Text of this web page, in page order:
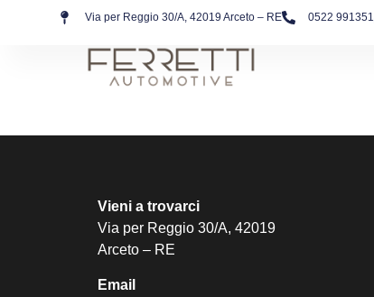
Via per Reggio 30/A, 42019 Arceto – RE 0522 991351
Vieni a trovarci
Via per Reggio 30/A, 42019
Arceto – RE
Email